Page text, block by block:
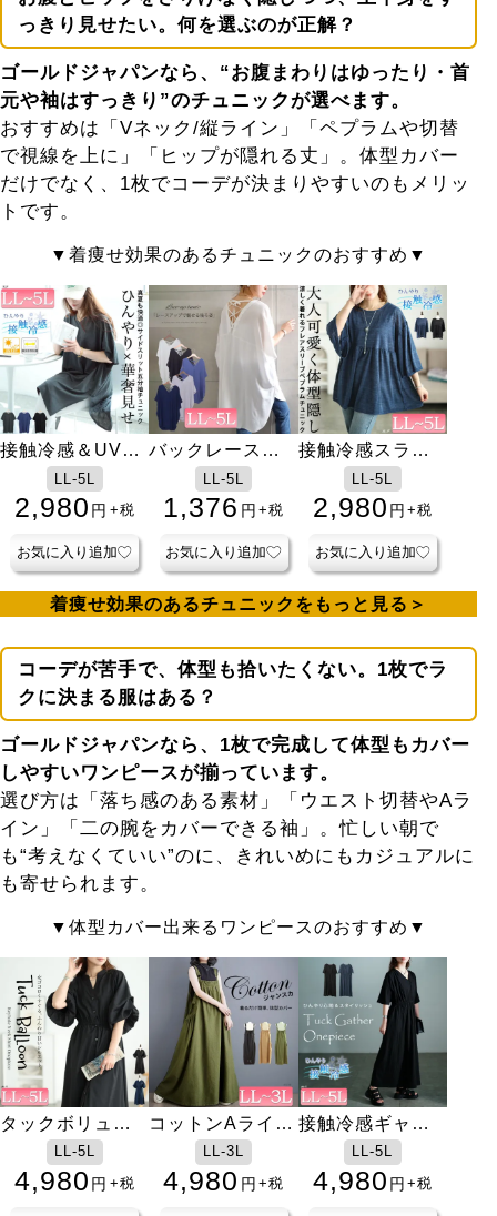
っきり見せたい。何を選ぶのが正解？
ゴールドジャパンなら、“お腹まわりはゆったり・首
元や袖はすっきり”のチュニックが選べます。
おすすめは「Vネック/縦ライン」「ペプラムや切替
で視線を上に」「ヒップが隠れる丈」。体型カバー
だけでなく、1枚でコーデが決まりやすいのもメリッ
トです。
着痩せ効果のあるチュニックのおすすめ
接触冷感＆UVカ
ット＆吸湿速乾
サイドスリット
チュニック
LL-5L
2,980 円 +税
お気に入り追加
バックレースア
ップＶネックチ
ュニック
LL-5L
1,376 円 +税
お気に入り追加
接触冷感スラブ
フレア袖ペプラ
ムチュニック
LL-5L
2,980 円 +税
お気に入り追加
着痩せ効果のあるチュニックをもっと見る
コーデが苦手で、体型も拾いたくない。1枚でラ
クに決まる服はある？
ゴールドジャパンなら、1枚で完成して体型もカバー
しやすいワンピースが揃っています。
選び方は「落ち感のある素材」「ウエスト切替やAラ
イン」「二の腕をカバーできる袖」。忙しい朝で
も“考えなくていい”のに、きれいめにもカジュアルに
も寄せられます。
体型カバー出来るワンピースのおすすめ
タックボリュー
ム袖キーネック
ワンピース
LL-5L
4,980 円 +税
コットンAライン
ジャンパースカ
ート
LL-3L
4,980 円 +税
接触冷感ギャザ
ーショルダーワ
ンピース
LL-5L
4,980 円 +税